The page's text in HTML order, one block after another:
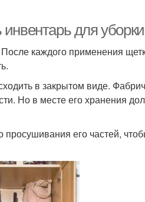
для уборки
каждого применения
в закрытом виде.
Но в месте его хранения
просушивания его частей,